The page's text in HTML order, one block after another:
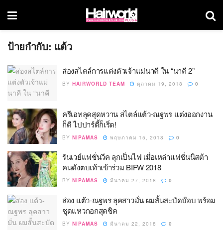
ป้ายกำกับ: แต้ว
ส่องสไตล์การแต่งตัวเจ้าแม่นาคี ใน “นาคี 2”
BY HAIRWORLD TEAM ตุลาคม 19, 2018 0
ครีเอทลุคสุดหวาน สไตล์แต้ว-ณฐพร แต่งออกงาน
ก็ดี ไปปาร์ตี้ก็เริ่ด!
BY NIPAMAS พฤษภาคม 15, 2018 0
รันเวย์แฟชั่นวีค ลุกเป็นไฟ เมื่อเหล่าแฟชั่นนิสต้า
คนดังตบเท้าเข้าร่วม BIFW 2018
BY NIPAMAS มีนาคม 27, 2018 0
ส่อง แต้ว-ณฐพร ลุคสาวมั่น ผมสั้นสะบัดบ๊อบ พร้อม
ชุดแหวกอกสุดชิค
BY NIPAMAS มีนาคม 22, 2018 0